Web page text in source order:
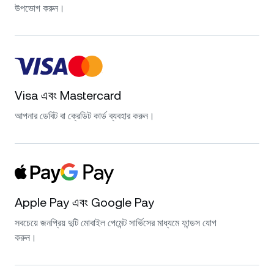
উপভোগ করুন।
Visa এবং Mastercard
আপনার ডেবিট বা ক্রেডিট কার্ড ব্যবহার করুন।
Apple Pay এবং Google Pay
সবচেয়ে জনপ্রিয় দুটি মোবাইল পেমেন্ট সার্ভিসের মাধ্যমে ফান্ডস যোগ
করুন।